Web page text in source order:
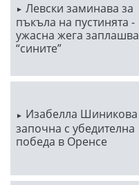
Левски заминава за
пъкъла на пустинята -
ужасна жега заплашва
“сините”
Изабелла Шиникова
започна с убедителна
победа в Оренсе